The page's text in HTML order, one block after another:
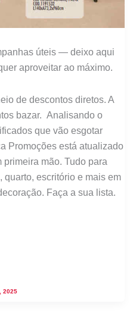
úteis — deixo aqui
aproveitar ao máximo.
de descontos diretos. A
bazar. Analisando o
que vão esgotar
Promoções está atualizado
mão. Tudo para
escritório e mais em
Faça a sua lista.
2025